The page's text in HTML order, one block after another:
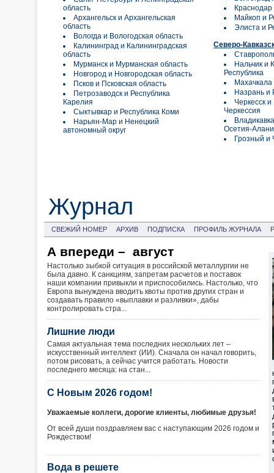
область
Архангельск и Архангельская
область
Вологда и Вологодская область
Калининград и Калининградская
область
Мурманск и Мурманская область
Новгород и Новгородская область
Псков и Псковская область
Петрозаводск и Республика
Карелия
Сыктывкар и Республика Коми
Нарьян-Мар и Ненецкий
автономный округ
Краснодар
Майкоп и
Элиста и
Северо-
Нальчик и
Республика
Махачкала
Назрань и
Черкесск
Черкессия
Осетия-
Грозный и
Журнал
СВЕЖИЙ НОМЕР АРХИВ ПОДПИСКА ПРОФИЛЬ ЖУРНАЛА
А впереди – август
Настолько зыбкой ситуация в российской металлургии не
была давно. К санкциям, запретам расчетов и поставок
наши компании привыкли и приспособились. Настолько, что
Европа вынуждена вводить квоты против других стран и
создавать правило «выплавки и разливки», дабы
контролировать стра...
Лишние люди
Самая актуальная тема последних нескольких лет –
искусственный интеллект (ИИ). Сначала он начал говорить,
потом рисовать, а сейчас учится работать. Новости
последнего месяца: на стан...
С Новым 2026 годом!
Уважаемые коллеги, дорогие клиенты, любимые друзья!
От всей души поздравляем вас с наступающим 2026 годом и
Рождеством!
Вода в решете